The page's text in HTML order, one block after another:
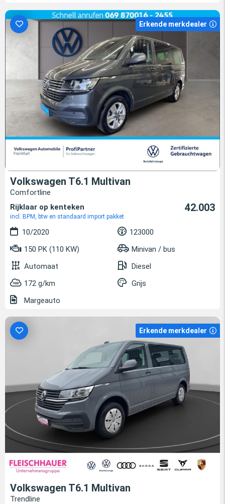
Erkende merkdealer
Volkswagen T6.1 Multivan
Comfortline
Rijklaar op kenteken
incl. BPM, btw en standaard import pakket
42.003
10/2020
123000
150 PK (110 KW)
Minivan / bus
Automaat
Diesel
172 g/km
Grijs
Margeauto
Erkende merkdealer
Volkswagen T6.1 Multivan
Trendline